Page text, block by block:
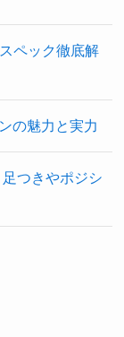
ペック徹底解
の魅力と実力
つきやポジシ